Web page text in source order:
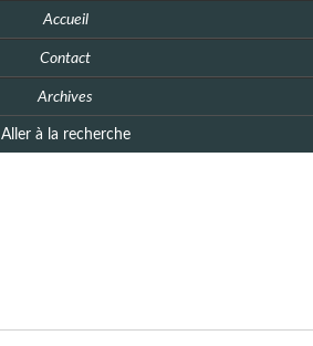
Accueil
Contact
Archives
Aller à la recherche